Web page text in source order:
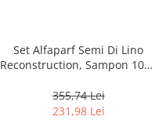
Set Alfaparf Semi Di Lino
Reconstruction, Sampon 1000
355,74 Lei
231,98 Lei